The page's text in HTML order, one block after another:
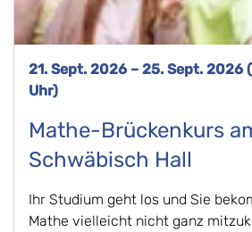
21. Sept. 2026 – 25. Sept. 2026
Uhr)
Mathe-Brückenkurs
Schwäbisch Hall
Ihr Studium geht los und Sie
Mathe vielleicht nicht ganz